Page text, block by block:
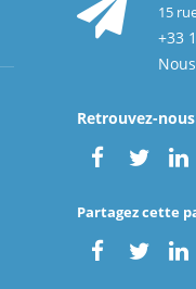
15
+33
Retrouvez-
Partagez cette